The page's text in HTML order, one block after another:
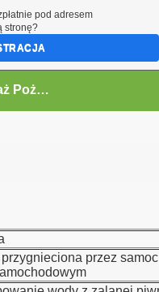
Ochotnicza Straż Pożarna w Kórnicy
przez
pod adresem
stronę?